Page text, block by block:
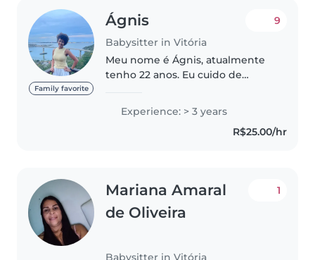
Family favorite
Ágnis
Babysitter in Vitória
9
Meu nome é Ágnis, atualmente
tenho 22 anos. Eu cuido de
de 0 a 10 anos). Tenho
experiência com bebês (gêmeos
recém nascidos), crianças típicas
Experience: > 3 years
R$25.00/hr
Mariana Amaral
de Oliveira
Babysitter in Vitória
1